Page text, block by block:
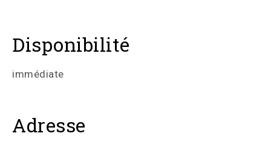
Disponibilité
immédiate
Adresse